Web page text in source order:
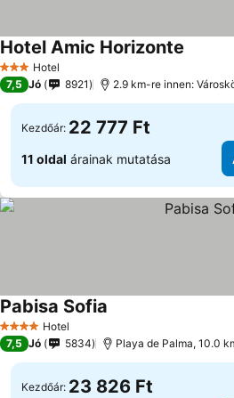
3 Kategória
Hotel
Hotel Amic Horizonte
7,5 Jó 8921 2.9 km-re innen:
Kezdőár: 22 777 Ft
11 oldal árainak mutatása
4 KategóriaHotel
Pabisa Sofia
7,5 Jó 5834 Playa de Palma, 10.0
Kezdőár: 23 826 Ft